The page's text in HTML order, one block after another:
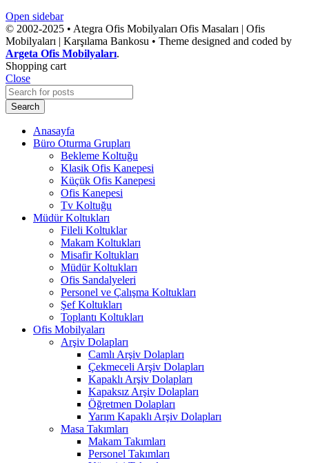
Open sidebar
© 2002-2025 • Ategra Ofis Mobilyaları Ofis Masaları | Ofis
Mobilyaları | Karşılama Bankosu • Theme designed and coded by
Argeta Ofis Mobilyaları.
Shopping cart
Close
Search
Anasayfa
Büro Oturma Grupları
Bekleme Koltuğu
Klasik Ofis Kanepesi
Küçük Ofis Kanepesi
Ofis Kanepesi
Tv Koltuğu
Müdür Koltukları
Fileli Koltuklar
Makam Koltukları
Misafir Koltukları
Müdür Koltukları
Ofis Sandalyeleri
Personel ve Çalışma Koltukları
Şef Koltukları
Toplantı Koltukları
Ofis Mobilyaları
Arşiv Dolapları
Camlı Arşiv Dolapları
Çekmeceli Arşiv Dolapları
Kapaklı Arşiv Dolapları
Kapaksız Arşiv Dolapları
Öğretmen Dolapları
Yarım Kapaklı Arşiv Dolapları
Masa Takımları
Makam Takımları
Personel Takımları